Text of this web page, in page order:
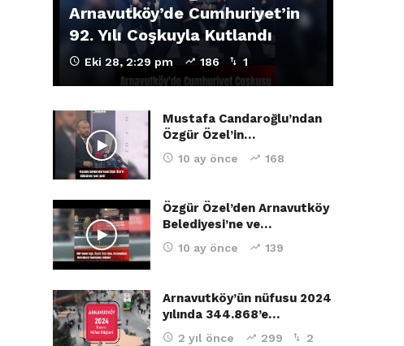
Arnavutköy’de Cumhuriyet’in
92. Yılı Coşkuyla Kutlandı
Eki 28, 2:29 pm 186 1
Mustafa Candaroğlu’ndan
Özgür Özel’in…
10 ay önce 168
Özgür Özel’den Arnavutköy
Belediyesi’ne ve…
10 ay önce 139
Arnavutköy’ün nüfusu 2024
yılında 344.868’e…
2 yıl önce 299 2